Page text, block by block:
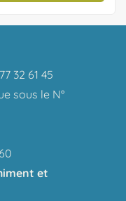
32 61 45
sous le N°
et